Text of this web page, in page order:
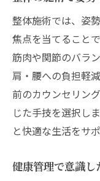
整体施術では、姿
焦点を当てること
筋肉や関節のバラ
肩・腰への負担軽
前のカウンセリン
じた手技を選択し
と快適な生活をサ
健康管理で意識